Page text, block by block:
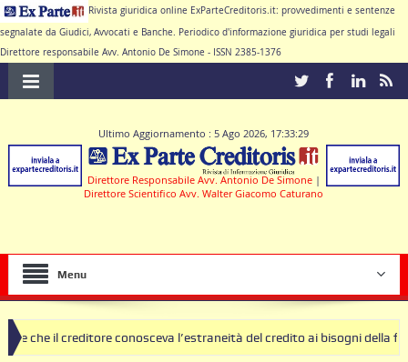
Rivista giuridica online ExParteCreditoris.it: provvedimenti e sentenze
segnalate da Giudici, Avvocati e Banche. Periodico d'informazione giuridica per studi legali
Direttore responsabile Avv. Antonio De Simone - ISSN 2385-1376
Ultimo Aggiornamento : 5 Ago 2026, 17:33:29
Direttore Responsabile Avv. Antonio De Simone |
Direttore Scientifico Avv. Walter Giacomo Caturano
Menu
conosceva l’estraneità del credito ai bisogni della famiglia